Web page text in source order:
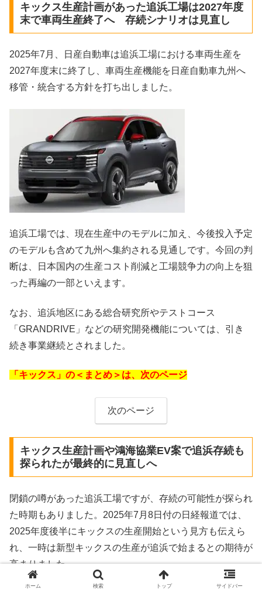
キックス生産計画があった追浜工場は2027年度
末で車両生産終了へ 存続シナリオは見直し
2025年7月、日産自動車は追浜工場における車両生産を
2027年度末に終了し、車両生産機能を日産自動車九州へ
移管・統合する方針を打ち出しました。
追浜工場では、現在生産中のモデルに加え、今後投入予定
のモデルも含めて九州へ集約される見通しです。今回の判
断は、日本国内の生産コスト削減と工場競争力の向上を狙
った再編の一部といえます。
なお、追浜地区にある総合研究所やテストコース
「GRANDRIVE」などの研究開発機能については、引き
続き事業継続とされました。
「キックス」の＜まとめ＞は、次のページ
次のページ
キックス生産計画や鴻海協業EV案で追浜存続も
探られたが最終的に見直しへ
閉鎖の噂があった追浜工場ですが、存続の可能性が探られ
た時期もありました。2025年7月8日付の日経報道では、
2025年度後半にキックスの生産開始という見方も伝えら
れ、一時は新型キックスの生産が追浜で始まるとの期待が
高まりました。
ホーム 検索 トップ サイドバー